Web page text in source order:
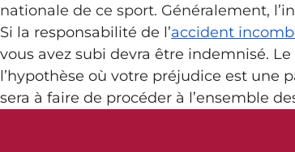
nationale de ce sport. Généralement,
Si la responsabilité de l’accident
vous avez subi devra être indemnisé.
l’hypothèse où votre préjudice est une
sera à faire de procéder à l’ensemble